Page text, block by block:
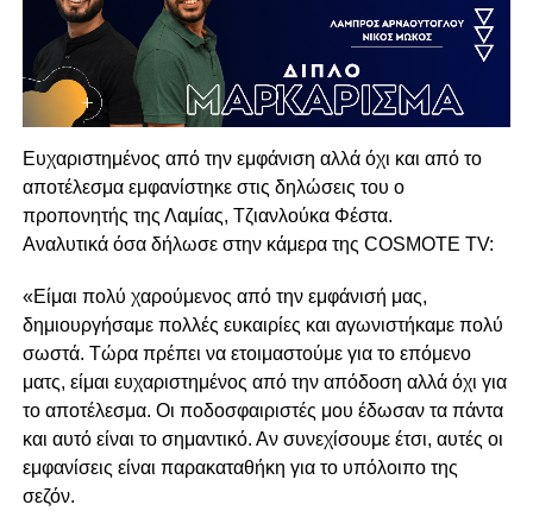
Ευχαριστημένος από την εμφάνιση αλλά όχι και από το
αποτέλεσμα εμφανίστηκε στις δηλώσεις του ο
προπονητής της Λαμίας, Τζιανλούκα Φέστα.
Αναλυτικά όσα δήλωσε στην κάμερα της COSMOTE TV:
«Είμαι πολύ χαρούμενος από την εμφάνισή μας,
δημιουργήσαμε πολλές ευκαιρίες και αγωνιστήκαμε πολύ
σωστά. Τώρα πρέπει να ετοιμαστούμε για το επόμενο
ματς, είμαι ευχαριστημένος από την απόδοση αλλά όχι για
το αποτέλεσμα. Οι ποδοσφαιριστές μου έδωσαν τα πάντα
και αυτό είναι το σημαντικό. Αν συνεχίσουμε έτσι, αυτές οι
εμφανίσεις είναι παρακαταθήκη για το υπόλοιπο της
σεζόν.